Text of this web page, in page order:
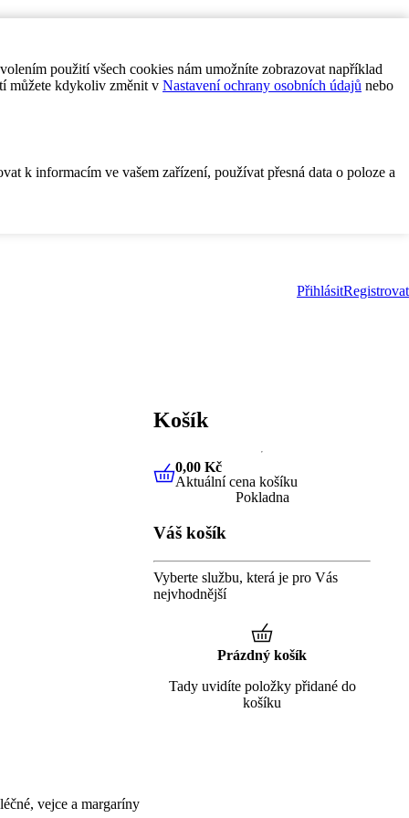
použití všech cookies nám umožníte zobrazovat například
můžete kdykoliv změnit v Nastavení ochrany osobních údajů nebo
k informacím ve vašem zařízení, používat přesná data o poloze a
PřihlásitRegistrovat
vejce a margaríny
Košík
0,00 KčAktuální cena košíku
0,00 Kč
Aktuální cena košíku
Pokladna
Váš košík
Vyberte službu, která je pro Vás
nejvhodnější
Prázdný košík
Tady uvidíte položky přidané do
košíku